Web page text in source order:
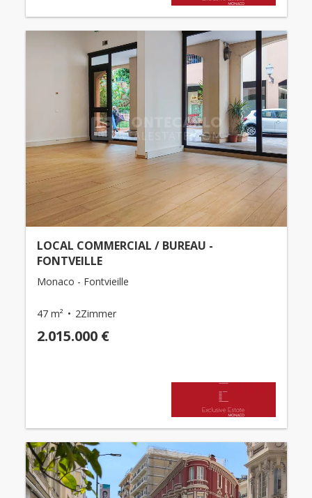
LOCAL COMMERCIAL / BUREAU -
FONTVEILLE
Monaco - Fontvieille
47 m² 2Zimmer
2.015.000 €